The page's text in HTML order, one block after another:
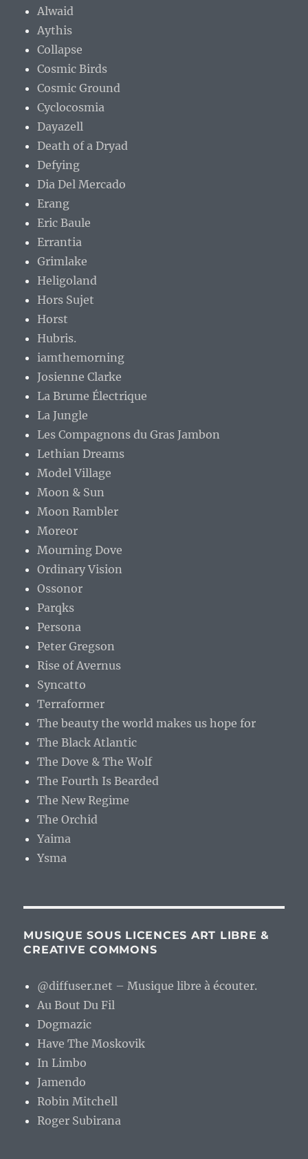
Alwaid
Aythis
Collapse
Cosmic Birds
Cosmic Ground
Cyclocosmia
Dayazell
Death of a Dryad
Defying
Dia Del Mercado
Erang
Eric Baule
Errantia
Grimlake
Heligoland
Hors Sujet
Horst
Hubris.
iamthemorning
Josienne Clarke
La Brume Électrique
La Jungle
Les Compagnons du Gras Jambon
Lethian Dreams
Model Village
Moon & Sun
Moon Rambler
Moreor
Mourning Dove
Ordinary Vision
Ossonor
Parqks
Persona
Peter Gregson
Rise of Avernus
Syncatto
Terraformer
The beauty the world makes us hope for
The Black Atlantic
The Dove & The Wolf
The Fourth Is Bearded
The New Regime
The Orchid
Yaima
Ysma
MUSIQUE SOUS LICENCES ART LIBRE &
CREATIVE COMMONS
@diffuser.net – Musique libre à écouter.
Au Bout Du Fil
Dogmazic
Have The Moskovik
In Limbo
Jamendo
Robin Mitchell
Roger Subirana